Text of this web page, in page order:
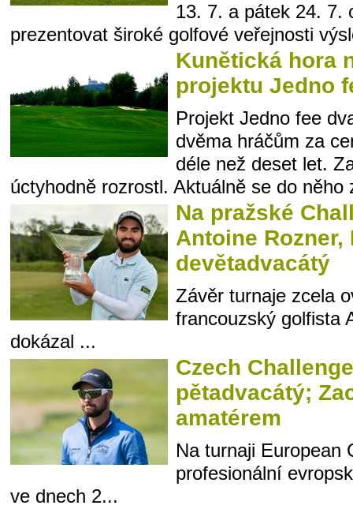
13. 7. a pátek 24. 7.
prezentovat široké golfové veřejnosti
Kunětická hora
projektu Jedno
Projekt Jedno fee
dvěma hráčům za
déle než deset let.
úctyhodně rozrostl. Aktuálně se do něho
Na pražské
Antoine Rozner,
devětadvacátý
Závěr turnaje zcela
francouzský golfista
dokázal ...
Czech
pětadvacátý;
amatérem
Na turnaji European
profesionální
ve dnech 2...